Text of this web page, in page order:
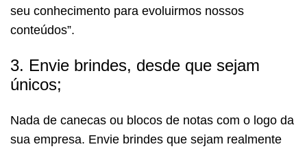
seu conhecimento para evoluirmos nossos
conteúdos”.
3. Envie brindes, desde que sejam
únicos;
Nada de canecas ou blocos de notas com o logo da
sua empresa. Envie brindes que sejam realmente